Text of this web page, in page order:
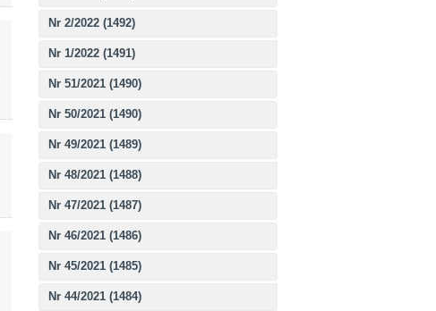
Nr 2/2022 (1492)
Nr 1/2022 (1491)
Nr 51/2021 (1490)
Nr 50/2021 (1490)
Nr 49/2021 (1489)
Nr 48/2021 (1488)
Nr 47/2021 (1487)
Nr 46/2021 (1486)
Nr 45/2021 (1485)
Nr 44/2021 (1484)